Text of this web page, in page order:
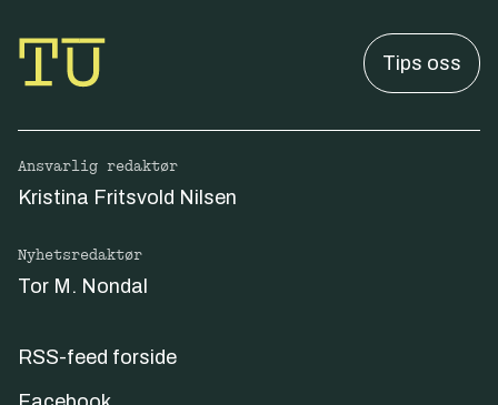
Tips oss
Ansvarlig redaktør
Kristina Fritsvold Nilsen
Nyhetsredaktør
Tor M. Nondal
RSS-feed forside